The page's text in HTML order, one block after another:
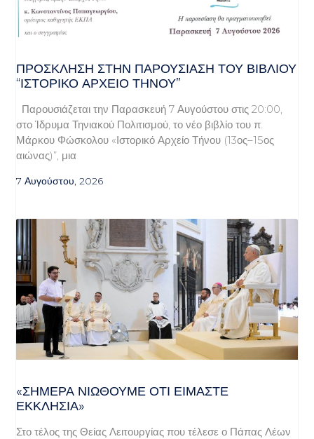
ΠΡΌΣΚΛΗΣΗ ΣΤΗΝ ΠΑΡΟΥΣΊΑΣΗ ΤΟΥ ΒΙΒΛΊΟΥ
“ΙΣΤΟΡΙΚΌ ΑΡΧΕΊΟ ΤΉΝΟΥ”
Παρουσιάζεται την Παρασκευή 7 Αυγούστου στις 20:00,
στο Ίδρυμα Τηνιακού Πολιτισμού, το νέο βιβλίο του π.
Μάρκου Φώσκολου «Ιστορικό Αρχείο Τήνου (13ος–15ος
αιώνας)”, μια
7 Αυγούστου, 2026
«ΣΉΜΕΡΑ ΝΙΏΘΟΥΜΕ ΌΤΙ ΕΊΜΑΣΤΕ
ΕΚΚΛΗΣΊΑ»
Στο τέλος της Θείας Λειτουργίας που τέλεσε ο Πάπας Λέων